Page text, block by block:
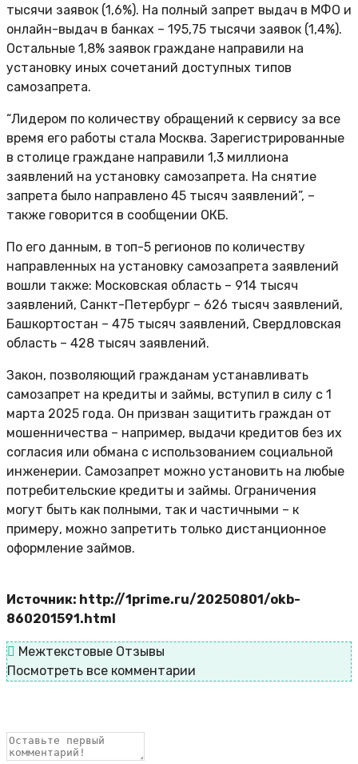
тысячи заявок (1,6%). На полный запрет выдач в МФО и
онлайн-выдач в банках – 195,75 тысячи заявок (1,4%).
Остальные 1,8% заявок граждане направили на
установку иных сочетаний доступных типов
самозапрета.
“Лидером по количеству обращений к сервису за все
время его работы стала Москва. Зарегистрированные
в столице граждане направили 1,3 миллиона
заявлений на установку самозапрета. На снятие
запрета было направлено 45 тысяч заявлений”, –
также говорится в сообщении ОКБ.
По его данным, в топ-5 регионов по количеству
направленных на установку самозапрета заявлений
вошли также: Московская область – 914 тысяч
заявлений, Санкт-Петербург – 626 тысяч заявлений,
Башкортостан – 475 тысяч заявлений, Свердловская
область – 428 тысяч заявлений.
Закон, позволяющий гражданам устанавливать
самозапрет на кредиты и займы, вступил в силу с 1
марта 2025 года. Он призван защитить граждан от
мошенничества – например, выдачи кредитов без их
согласия или обмана с использованием социальной
инженерии. Самозапрет можно установить на любые
потребительские кредиты и займы. Ограничения
могут быть как полными, так и частичными – к
примеру, можно запретить только дистанционное
оформление займов.
Источник: http://1prime.ru/20250801/okb-
860201591.html
Межтекстовые Отзывы
Посмотреть все комментарии